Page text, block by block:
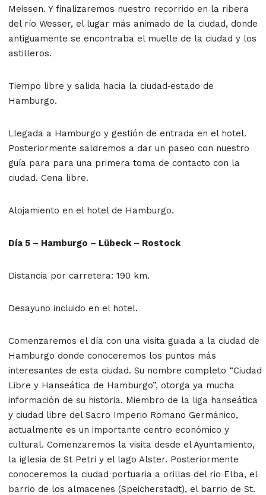
Meissen. Y finalizaremos nuestro recorrido en la ribera
del río Wesser, el lugar más animado de la ciudad, donde
antiguamente se encontraba el muelle de la ciudad y los
astilleros.
Tiempo libre y salida hacia la ciudad‐estado de
Hamburgo.
Llegada a Hamburgo y gestión de entrada en el hotel.
Posteriormente saldremos a dar un paseo con nuestro
guía para para una primera toma de contacto con la
ciudad. Cena libre.
Alojamiento en el hotel de Hamburgo.
Día 5 – Hamburgo – Lübeck – Rostock
Distancia por carretera: 190 km.
Desayuno incluido en el hotel.
Comenzaremos el día con una visita guiada a la ciudad de
Hamburgo donde conoceremos los puntos más
interesantes de esta ciudad. Su nombre completo “Ciudad
Libre y Hanseática de Hamburgo”, otorga ya mucha
información de su historia. Miembro de la liga hanseática
y ciudad libre del Sacro Imperio Romano Germánico,
actualmente es un importante centro económico y
cultural. Comenzaremos la visita desde el Ayuntamiento,
la iglesia de St Petri y el lago Alster. Posteriormente
conoceremos la ciudad portuaria a orillas del rio Elba, el
barrio de los almacenes (Speicherstadt), el barrio de St.